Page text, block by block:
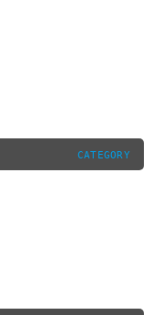
CATEGORY